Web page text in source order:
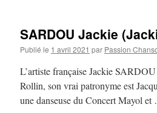
SARDOU Jackie
Publié le 1 avril 2021 par Passion
L’artiste française Jackie
Rollin, son vrai patronyme est
une danseuse du Concert Mayol